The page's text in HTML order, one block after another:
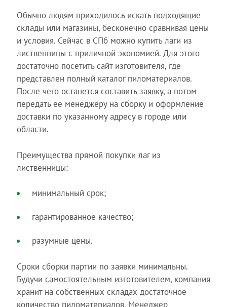
Обычно людям приходилось искать подходящие
склады или магазины, бесконечно сравнивая цены
и условия. Сейчас в СПб можно купить лаги из
лиственницы с приличной экономией. Для этого
достаточно посетить сайт изготовителя, где
представлен полный каталог пиломатериалов.
После чего останется составить заявку, а потом
передать ее менеджеру на сборку и оформление
доставки по указанному адресу в городе или
области.
Преимущества прямой покупки лаг из
лиственницы:
минимальный срок;
гарантированное качество;
разумные цены.
Сроки сборки партии по заявки минимальны.
Будучи самостоятельным изготовителем, компания
хранит на собственных складах достаточное
количество пиломатериалов. Менеджер